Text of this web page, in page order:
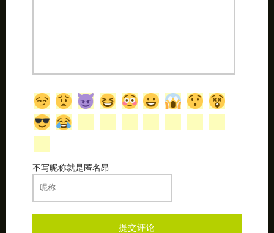
不写昵称就是匿名昂